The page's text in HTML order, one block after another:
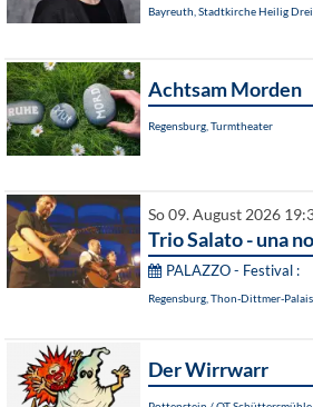
Bayreuth, Stadtkirche Heilig
Achtsam Morden
Regensburg, Turmtheater
So 09. August 2026
Trio Salato - una
PALAZZO - Festival :
Regensburg, Thon-Dittmer-Palais
Der Wirrwarr